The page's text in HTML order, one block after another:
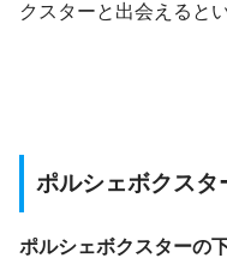
クスターと出会えると
ポルシェボクスタ
ポルシェボクスターの